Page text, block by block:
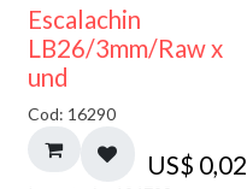
Escalachin
LB26/3mm/Raw x
und
Cod: 16290
US$ 0,02